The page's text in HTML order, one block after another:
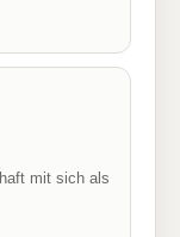
mit sich als